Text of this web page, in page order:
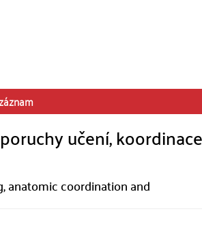
učení, koordinace
anatomic coordination and